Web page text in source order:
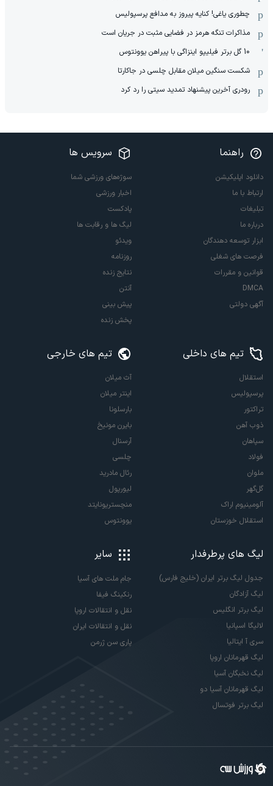
چطوری یاغی! کنایه پیروز به مدافع پرسپولیس
مذاکرات تنگه هرمز در فضایی مثبت در جریان است
10 گل برتر فیلیپو اینزاگی با پیراهن یوونتوس
شکست سنگین میلان مقابل چلسی در جاکارتا
رودری آخرین پیشنهاد تمدید سیتی را رد کرد
راهنما
دانلود اپلیکیشن
ارتباط با ما
تبلیغات
درباره ما
ابزار توسعه دهندگان
فرصت های شغلی
قوانین و مقررات
DMCA
آگهی دولتی
سرویس ها
سوژه‌های ورزشی شما
اخبار ورزشی
پادکست
لیگ ها و رقابت ها
ویدئو
روزنامه
نتایج زنده
آنتن
پیش بینی
پخش زنده
تیم های داخلی
استقلال
پرسپولیس
تراکتور
ذوب آهن
سپاهان
فولاد
ملوان
گل‌گهر
آلومینیوم اراک
استقلال خوزستان
تیم های خارجی
آث میلان
اینتر میلان
بارسلونا
بایرن مونیخ
آرسنال
چلسی
رئال مادرید
لیورپول
منچستریونایتد
یوونتوس
لیگ های پرطرفدار
جدول لیگ برتر ایران (خلیج فارس)
لیگ آزادگان
لیگ برتر انگلیس
لالیگا اسپانیا
سری آ ایتالیا
لیگ قهرمانان اروپا
لیگ نخبگان آسیا
لیگ قهرمانان آسیا دو
لیگ برتر فوتسال
سایر
جام ملت های آسیا
رنکینگ فیفا
نقل و انتقالات اروپا
نقل و انتقالات ایران
پاری سن ژرمن